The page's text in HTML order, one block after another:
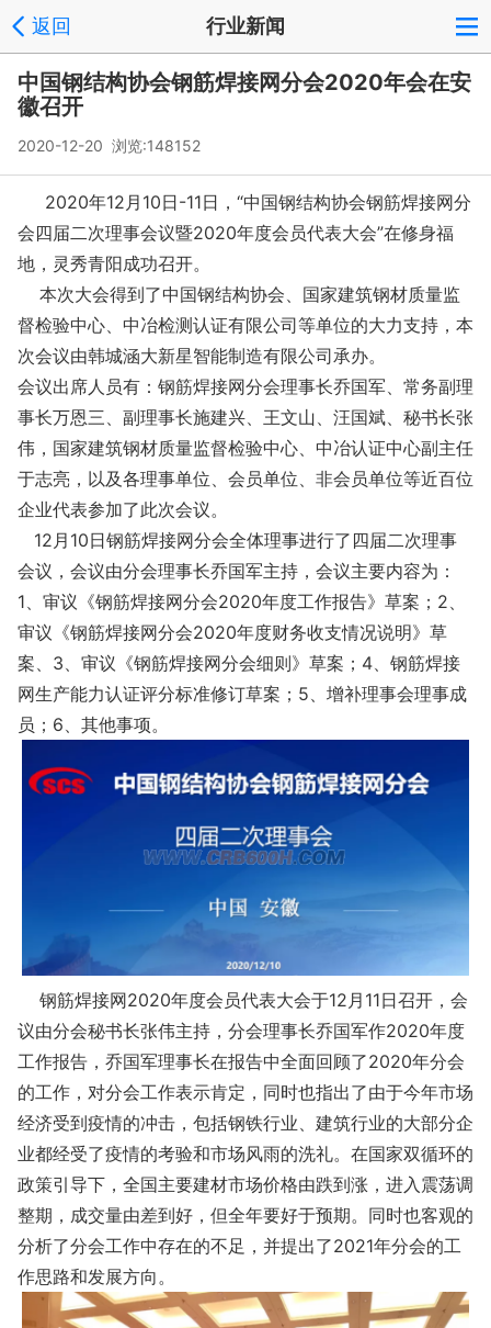
返回 行业新闻
中国钢结构协会钢筋焊接网分会2020年会在安
徽召开
2020-12-20 浏览:148152
2020年12月10日-11日，“中国钢结构协会钢筋焊接网分
会四届二次理事会议暨2020年度会员代表大会”在修身福
地，灵秀青阳成功召开。
本次大会得到了中国钢结构协会、国家建筑钢材质量监
督检验中心、中冶检测认证有限公司等单位的大力支持，本
次会议由韩城涵大新星智能制造有限公司承办。
会议出席人员有：钢筋焊接网分会理事长乔国军、常务副理
事长万恩三、副理事长施建兴、王文山、汪国斌、秘书长张
伟，国家建筑钢材质量监督检验中心、中冶认证中心副主任
于志亮，以及各理事单位、会员单位、非会员单位等近百位
企业代表参加了此次会议。
12月10日钢筋焊接网分会全体理事进行了四届二次理事
会议，会议由分会理事长乔国军主持，会议主要内容为：
1、审议《钢筋焊接网分会2020年度工作报告》草案；2、
审议《钢筋焊接网分会2020年度财务收支情况说明》草
案、3、审议《钢筋焊接网分会细则》草案；4、钢筋焊接
网生产能力认证评分标准修订草案；5、增补理事会理事成
员；6、其他事项。
钢筋焊接网2020年度会员代表大会于12月11日召开，会
议由分会秘书长张伟主持，分会理事长乔国军作2020年度
工作报告，乔国军理事长在报告中全面回顾了2020年分会
的工作，对分会工作表示肯定，同时也指出了由于今年市场
经济受到疫情的冲击，包括钢铁行业、建筑行业的大部分企
业都经受了疫情的考验和市场风雨的洗礼。在国家双循环的
政策引导下，全国主要建材市场价格由跌到涨，进入震荡调
整期，成交量由差到好，但全年要好于预期。同时也客观的
分析了分会工作中存在的不足，并提出了2021年分会的工
作思路和发展方向。